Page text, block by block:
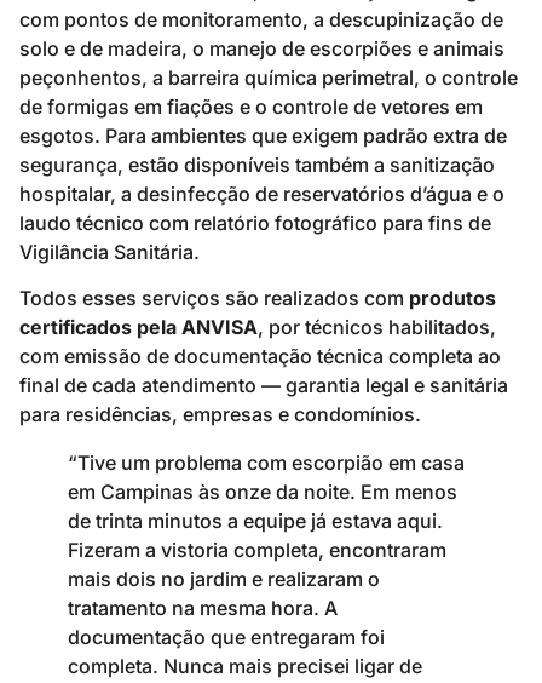
com pontos de monitoramento, a descupinização de
solo e de madeira, o manejo de escorpiões e animais
peçonhentos, a barreira química perimetral, o controle
de formigas em fiações e o controle de vetores em
esgotos. Para ambientes que exigem padrão extra de
segurança, estão disponíveis também a sanitização
hospitalar, a desinfecção de reservatórios d’água e o
laudo técnico com relatório fotográfico para fins de
Vigilância Sanitária.
Todos esses serviços são realizados com produtos
certificados pela ANVISA, por técnicos habilitados,
com emissão de documentação técnica completa ao
final de cada atendimento — garantia legal e sanitária
para residências, empresas e condomínios.
“Tive um problema com escorpião em casa
em Campinas às onze da noite. Em menos
de trinta minutos a equipe já estava aqui.
Fizeram a vistoria completa, encontraram
mais dois no jardim e realizaram o
tratamento na mesma hora. A
documentação que entregaram foi
completa. Nunca mais precisei ligar de